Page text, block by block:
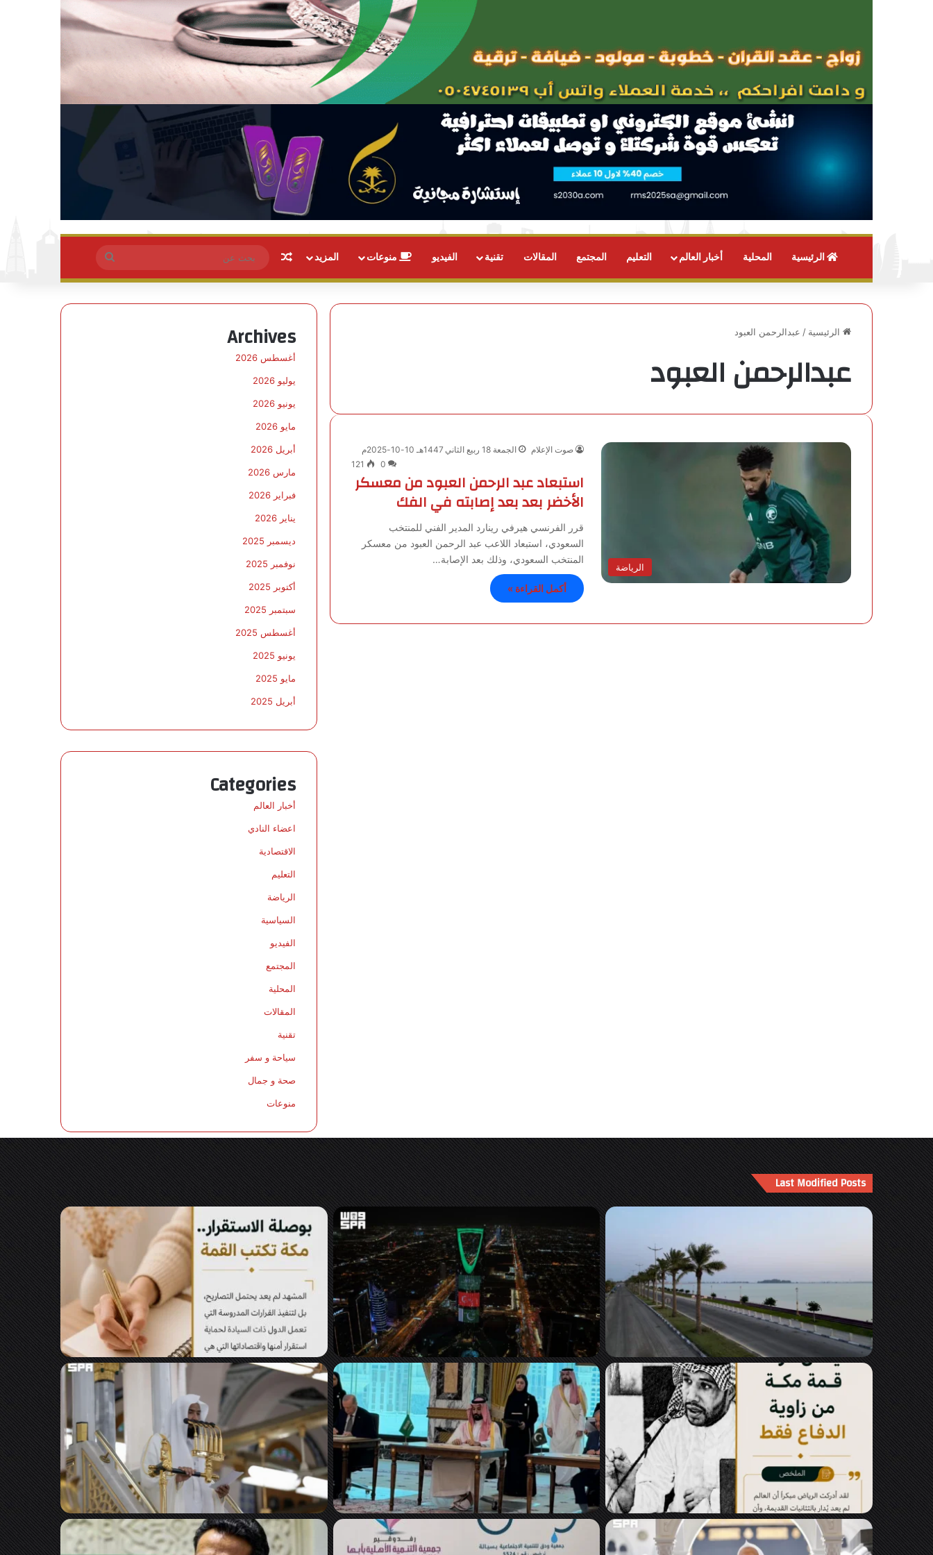
الرئيسية المحلية أخبار العالم التعليم المجتمع المقالات تقنية الفيديو منوعات المزيد مقال عشوائي
عن
الرئيسية / عبدالرحمن العبود
عبدالرحمن العبود
الرياضة
صوت الإعلام
الجمعة 18 ربيع الثاني 1447هـ 10-10-2025م
0
121
استبعاد عبد الرحمن العبود من معسكر
الأخضر بعد بعد إصابته في الفك
قرر الفرنسي هيرفي رينارد المدير الفني للمنتخب
السعودي، استبعاد اللاعب عبد الرحمن العبود من معسكر
المنتخب السعودي، وذلك بعد الإصابة…
أكمل القراءة »
Archives
أغسطس 2026
يوليو 2026
يونيو 2026
مايو 2026
أبريل 2026
مارس 2026
فبراير 2026
يناير 2026
ديسمبر 2025
نوفمبر 2025
أكتوبر 2025
سبتمبر 2025
أغسطس 2025
يونيو 2025
مايو 2025
أبريل 2025
Categories
أخبار العالم
اعضاء النادي
الاقتصادية
التعليم
الرياضة
السياسية
الفيديو
المجتمع
المحلية
المقالات
تقنية
سياحة و سفر
صحة و جمال
منوعات
Last Modified Posts